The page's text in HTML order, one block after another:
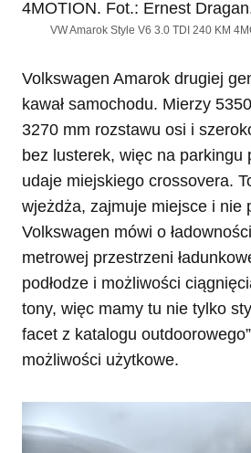
VW Amarok Style V6 3.0 TDI 240 KM
Volkswagen Amarok drugiej
kawał samochodu. Mierzy
3270 mm rozstawu osi i
bez lusterek, więc na parkingu
udaje miejskiego crossovera.
wjeżdża, zajmuje miejsce i nie
Volkswagen mówi o
metrowej przestrzeni
podłodze i możliwości
tony, więc mamy tu nie tylko
facet z katalogu
możliwości użytkowe.